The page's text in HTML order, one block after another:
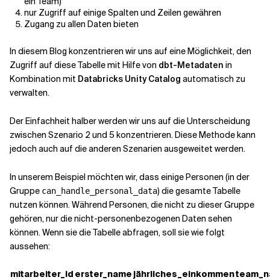
nur Zugriff auf einige Spalten und Zeilen gewähren
Zugang zu allen Daten bieten
In diesem Blog konzentrieren wir uns auf eine Möglichkeit, den
Zugriff auf diese Tabelle mit Hilfe von dbt-Metadaten in
Kombination mit Databricks Unity Catalog automatisch zu
verwalten.
Der Einfachheit halber werden wir uns auf die Unterscheidung
zwischen Szenario 2 und 5 konzentrieren. Diese Methode kann
jedoch auch auf die anderen Szenarien ausgeweitet werden.
In unserem Beispiel möchten wir, dass einige Personen (in der
Gruppe can_handle_personal_data) die gesamte Tabelle
nutzen können. Während Personen, die nicht zu dieser Gruppe
gehören, nur die nicht-personenbezogenen Daten sehen
können. Wenn sie die Tabelle abfragen, soll sie wie folgt
aussehen:
mitarbeiter_id erster_name jährliches_einkommen